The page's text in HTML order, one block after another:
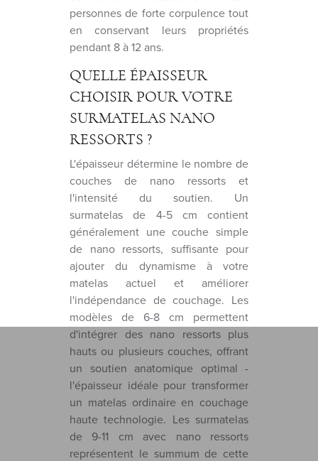
personnes de forte corpulence tout
en conservant leurs propriétés
pendant 8 à 12 ans.
QUELLE ÉPAISSEUR
CHOISIR POUR VOTRE
SURMATELAS NANO
RESSORTS ?
L'épaisseur détermine le nombre de
couches de nano ressorts et
l'intensité du soutien. Un
surmatelas de 4-5 cm contient
généralement une couche simple
de nano ressorts, suffisante pour
ajouter du dynamisme à votre
matelas actuel et améliorer
l'indépendance de couchage. Les
modèles de 6-8 cm permettent
d'intégrer des nano ressorts plus
hauts ou plusieurs couches, offrant
un soutien anatomique optimal -
l'épaisseur idéale pour transformer
un matelas ordinaire en couchage
haute technologie. Les surmatelas
de 9-11 cm avec nano ressorts
représentent le summum de cette